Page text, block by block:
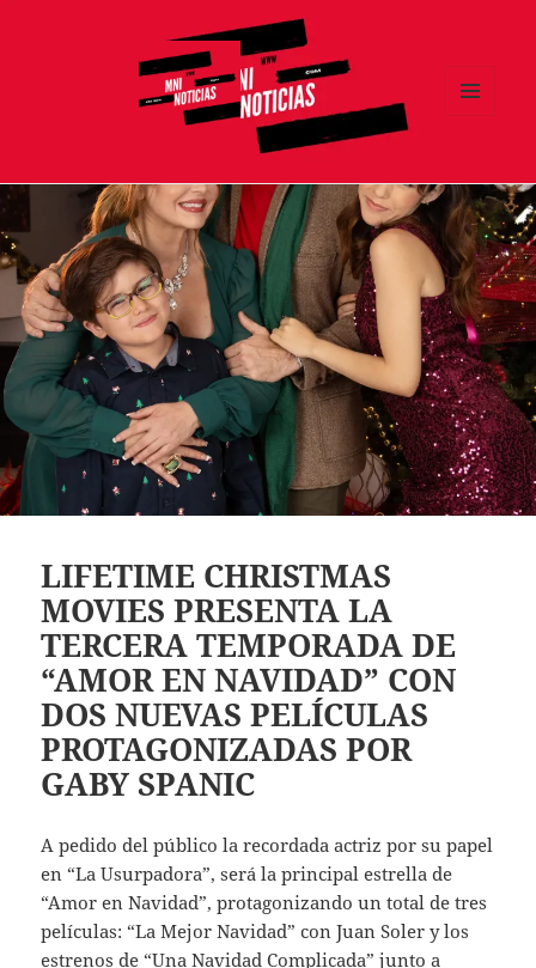
LIFETIME CHRISTMAS
MOVIES PRESENTA LA
TERCERA TEMPORADA DE
“AMOR EN NAVIDAD” CON
DOS NUEVAS PELÍCULAS
PROTAGONIZADAS POR
GABY SPANIC
A pedido del público la recordada actriz por su papel
en “La Usurpadora”, será la principal estrella de
“Amor en Navidad”, protagonizando un total de tres
películas: “La Mejor Navidad” con Juan Soler y los
estrenos de “Una Navidad Complicada” junto a